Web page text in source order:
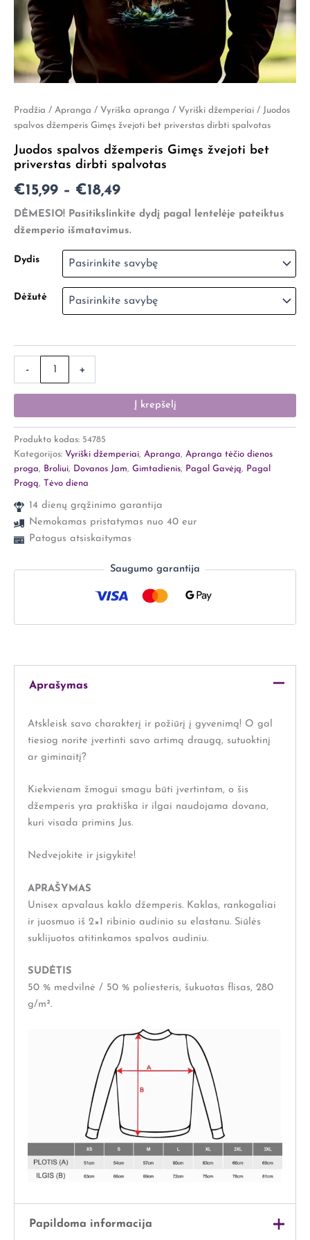
Pradžia / Apranga / Vyriška apranga / Vyriški džemperiai / Juodos
spalvos džemperis Gimęs žvejoti bet priverstas dirbti spalvotas
Juodos spalvos džemperis Gimęs žvejoti bet
priverstas dirbti spalvotas
€15,99 – €18,49
Price
€15,99
through
€18,49
DĖMESIO! Pasitikslinkite dydį pagal lentelėje pateiktus
džemperio išmatavimus.
Dydis
Dėžutė
-
produkto
kiekis:
spalvos
džemperis
žvejoti
bet
priverstas
dirbti
+
Į krepšelį
Produkto kodas: 54785
Kategorijos: Vyriški džemperiai, Apranga, Apranga tėčio dienos
proga, Broliui, Dovanos Jam, Gimtadienis, Pagal Gavėją, Pagal
Progą, Tėvo diena
14 dienų grąžinimo garantija
Nemokamas pristatymas nuo 40 eur
Patogus atsiskaitymas
Saugumo garantija
Aprašymas
Atskleisk savo charakterį ir požiūrį į gyvenimą! O gal
tiesiog norite įvertinti savo artimą draugą, sutuoktinį
ar giminaitį?
Kiekvienam žmogui smagu būti įvertintam, o šis
džemperis yra praktiška ir ilgai naudojama dovana,
kuri visada primins Jus.
Nedvejokite ir įsigykite!
APRAŠYMAS
Unisex apvalaus kaklo džemperis. Kaklas, rankogaliai
ir juosmuo iš 2×1 ribinio audinio su elastanu. Siūlės
suklijuotos atitinkamos spalvos audiniu.
SUDĖTIS
50 % medvilnė / 50 % poliesteris, šukuotas flisas, 280
g/m².
Papildoma informacija